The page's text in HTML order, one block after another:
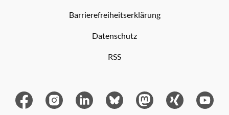
Barrierefreiheitserklärung
Datenschutz
RSS